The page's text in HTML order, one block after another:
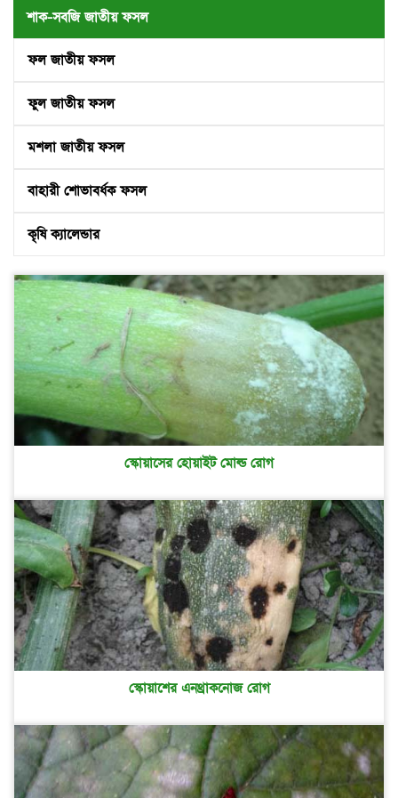
শাক-সবজি জাতীয় ফসল
ফল জাতীয় ফসল
ফুল জাতীয় ফসল
মশলা জাতীয় ফসল
বাহারী শোভাবর্ধক ফসল
কৃষি ক্যালেন্ডার
স্কোয়াসের হোয়াইট মোল্ড রোগ
স্কোয়াশের এনথ্রাকনোজ রোগ